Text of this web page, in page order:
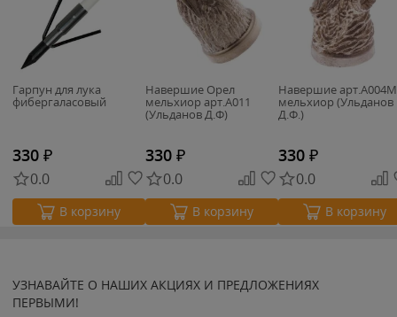
Гарпун для лука
фибергаласовый
330 ₽
0.0
В корзину
Навершие Орел
мельхиор арт.А011
(Ульданов Д.Ф)
330 ₽
0.0
В корзину
Навершие арт.А004М
мельхиор (Ульданов
Д.Ф.)
330 ₽
0.0
В корзину
УЗНАВАЙТЕ О НАШИХ АКЦИЯХ И ПРЕДЛОЖЕНИЯХ
ПЕРВЫМИ!